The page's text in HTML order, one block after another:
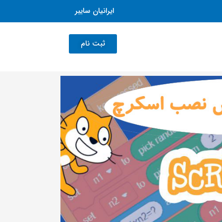
ایرانیان سایبر
ثبت نام